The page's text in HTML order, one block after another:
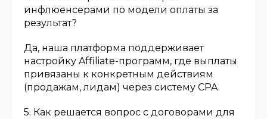
инфлюенсерами по модели оплаты за
результат?
Да, наша платформа поддерживает
настройку Affiliate-программ, где выплаты
привязаны к конкретным действиям
(продажам, лидам) через систему CPA.
5. Как решается вопрос с договорами для